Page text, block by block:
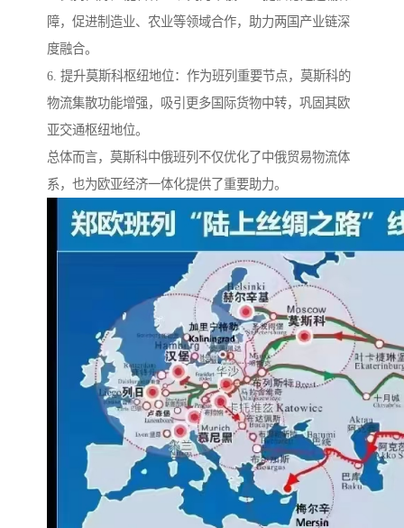
障，促进制造业、农业等领域合作，助力两国产业链深
度融合。
6. 提升莫斯科枢纽地位：作为班列重要节点，莫斯科的
物流集散功能增强，吸引更多国际货物中转，巩固其欧
亚交通枢纽地位。
总体而言，莫斯科中俄班列不仅优化了中俄贸易物流体
系，也为欧亚经济一体化提供了重要助力。